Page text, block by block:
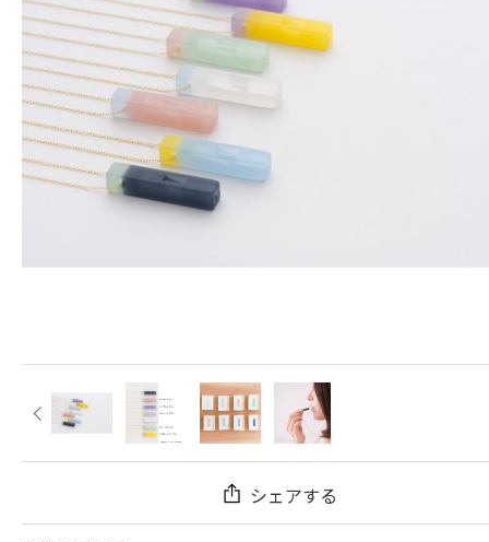
シェアする